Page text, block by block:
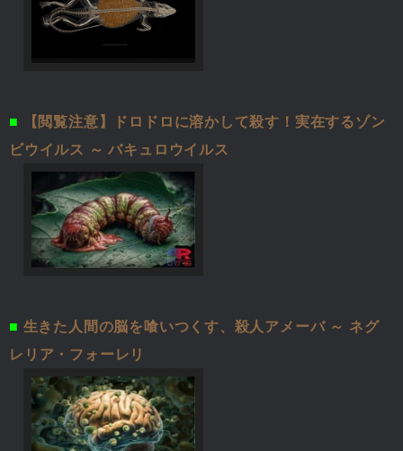
■
【閲覧注意】ドロドロに溶かして殺す！実在するゾン
ビウイルス ～ バキュロウイルス
■ 生きた人間の脳を喰いつくす、殺人アメーバ ～ ネグ
レリア・フォーレリ